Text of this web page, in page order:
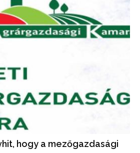
hogy a mezőgazdasági